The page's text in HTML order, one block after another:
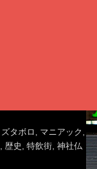
ズタボロ, マニアック,
, 歴史, 特飲街, 神社仏